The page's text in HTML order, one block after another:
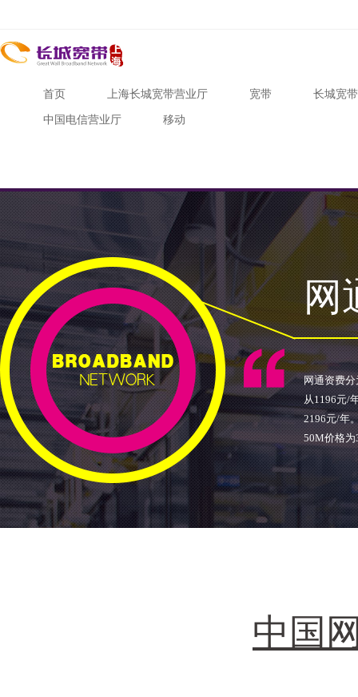
首页 上海长城宽带营业厅 宽带 长城宽带
中国电信营业厅 移动
网
网通资费
从1196元/
2196元/年
50M价格为
中国